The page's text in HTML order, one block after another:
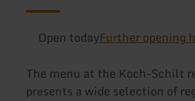
Open todayFurther opening
The menu at the Koch-Schilt
presents a wide selection of